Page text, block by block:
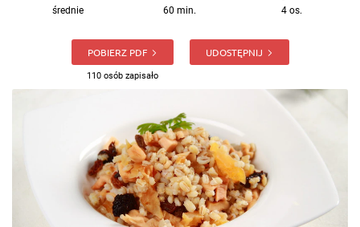
średnie 60 min. 4 os.
POBIERZ PDF
110 osób zapisało
UDOSTĘPNIJ